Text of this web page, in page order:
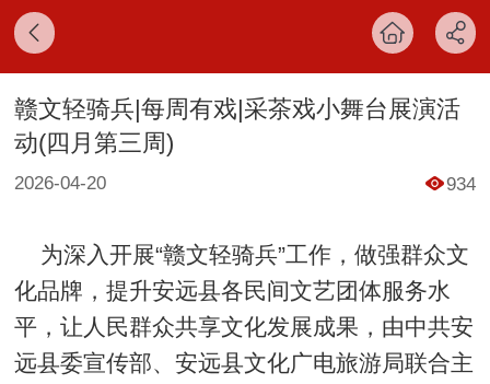
赣文轻骑兵|每周有戏|采茶戏小舞台展演活
动(四月第三周)
2026-04-20 934
为深入开展“赣文轻骑兵”工作，做强群众文
化品牌，提升安远县各民间文艺团体服务水
平，让人民群众共享文化发展成果，由中共安
远县委宣传部、安远县文化广电旅游局联合主